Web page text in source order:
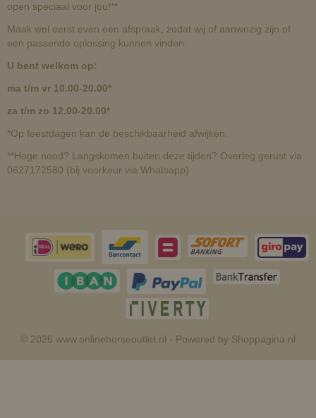
open speciaal voor jou!**
Maak wel eerst even een afspraak, zodat wij of aanwezig zijn of
een passende oplossing kunnen vinden.
U bent welkom op:
ma t/m vr 10.00-20.00*
za t/m zo 12.00-20.00*
*Op feestdagen kan de beschikbaarheid afwijken.
**Hoge nood? Langskomen buiten deze tijden? Overleg gerust via
0627172580 (bij voorkeur via Whatsapp)
© 2026 www.onlinehorseoutlet.nl - Powered by Shoppagina.nl